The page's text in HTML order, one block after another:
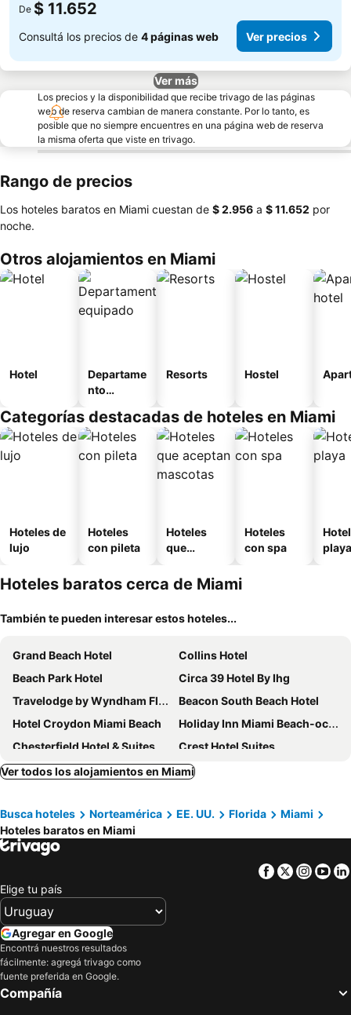
De $ 11.652
Consultá los precios de 4 páginas web Ver precios
Ver más
Los precios y la disponibilidad que recibe trivago de las páginas
web de reserva cambian de manera constante. Por lo tanto, es
posible que no siempre encuentres en una página web de reserva
la misma oferta que viste en trivago.
Rango de precios
Los hoteles baratos en Miami cuestan de ‎$ 2.956 a ‎$ 11.652 por
noche.
Otros alojamientos en Miami
Hotel
Departame
nto
Resorts Hostel
Categorías destacadas de hoteles en Miami
Hoteles de
lujo
Hoteles
con pileta
Hoteles
que
mascotas
Hoteles
con spa
playa
Hoteles baratos cerca de Miami
También te pueden interesar estos hoteles...
Grand Beach Hotel
Collins Hotel
Beach Park Hotel
Circa 39 Hotel By Ihg
Travelodge by Wyndham Florida City/Homestead/Everglades
Beacon South Beach Hotel
Hotel Croydon Miami Beach
Holiday Inn Miami Beach-oceanfront By Ihg
Chesterfield Hotel & Suites
Crest Hotel Suites
Viajero Miami
Tradewinds Apartment Hotel
YVE Hotel Miami
Radisson Resort Miami Beach
Majestic Hotel South Beach
Casa Boutique Hotel
Aqua Hotel & Suites
InterContinental Miami by IHG
Catalina Hotel & Beach Club
Palm Tree Club Miami
Solé Miami, A Noble House Resort
EAST Miami
La Quinta Inn by Wyndham Miami Airport North
Ver todos los alojamientos en Miami
Busca hoteles Norteamérica EE. UU. Florida
Miami
Hoteles baratos en Miami
Facebook
Twitter
Elige tu país
Agregar en Google
Encontrá nuestros resultados
fácilmente: agregá trivago como
fuente preferida en Google.
Compañía